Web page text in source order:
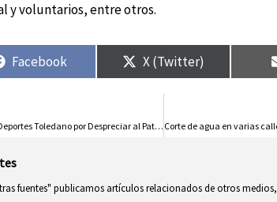
y voluntarios, entre otros.
Facebook X (Twitter)
Izquierda Unida Reprocha al Edil de Deportes Toledano por Despreciar al Patronato Deportivo en Actividades
fuentes" publicamos artículos relacionados de otros